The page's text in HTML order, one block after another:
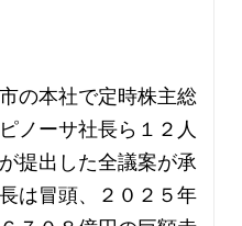
の本社で定時株主総
ノーサ社長ら１２人
提出した全議案が承
は冒頭、２０２５年